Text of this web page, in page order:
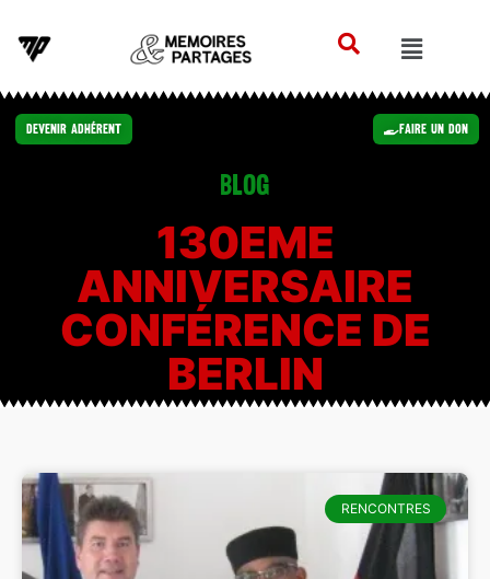
Devenir Adhérent Faire un Don
Blog
130EME
ANNIVERSAIRE
CONFÉRENCE DE
BERLIN
RENCONTRES